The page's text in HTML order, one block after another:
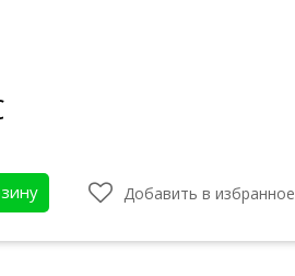
Добавить в избранное